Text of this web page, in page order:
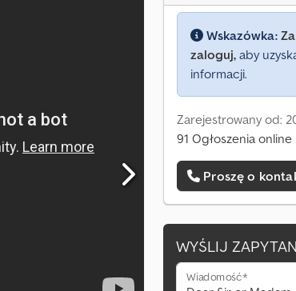
Wskazówka:
zaloguj, aby
informacji.
Zarejestrowany od:
91 Ogłoszenia online
Proszę o
WYŚLIJ
Wiadomość*